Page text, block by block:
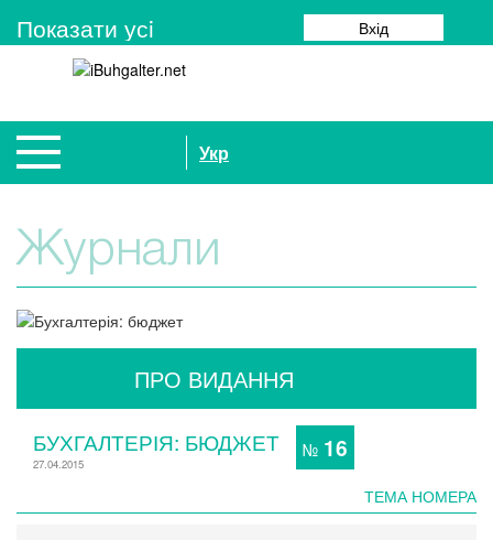
Показати усi Вхід
Укр
Журнали
ПРО ВИДАННЯ
БУХГАЛТЕРІЯ: БЮДЖЕТ
27.04.2015
№ 16
ТЕМА НОМЕРА